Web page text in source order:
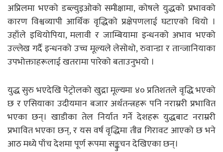
अप्रिलमा भएको डब्ल्युइओको समीक्षामा, कोषले युद्धको प्रभावको
कारण विश्वव्यापी आर्थिक वृद्धिको प्रक्षेपणलाई घटाएको थियो ।
उहाँले इथियोपिया, मलावी र जाम्बियामा इन्धनको अभाव भएको
उल्लेख गर्दै इन्धनको उच्च मूल्यले लेसोथो, रुवान्डा र तान्जानियाका
उपभोक्ताहरूलाई खतरामा पारेको बताउनुभयो ।
युद्ध सुरु भएदेखि पेट्रोलको खुद्रा मूल्यमा ४० प्रतिशतले वृद्धि भएको
छ र एसियाका उदीयमान बजार अर्थतन्त्रहरू पनि नराम्ररी प्रभावित
भएका छन्। खाडीका तेल निर्यात गर्ने देशहरू युद्धबाट नराम्ररी
प्रभावित भएका छन्, र यस वर्ष वृद्धिमा तीव्र गिरावट आएको छ भने
आठ मध्ये पाँच देशमा पूर्ण रूपमा सङ्कुचन देखिएका छन्।